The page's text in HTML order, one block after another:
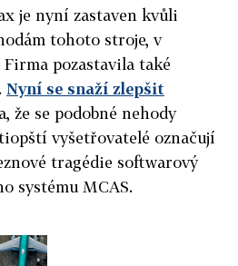
je nyní zastaven kvůli
tohoto stroje, v
pozastavila také
Nyní se snaží zlepšit
že se podobné nehody
vyšetřovatelé označují
tragédie softwarový
systému MCAS.